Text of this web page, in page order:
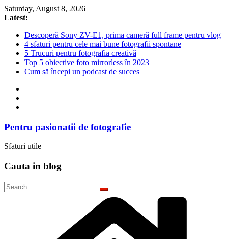
Skip
to
Saturday, August 8, 2026
Latest:
Descoperă Sony ZV-E1, prima cameră full frame pentru vlog
4 sfaturi pentru cele mai bune fotografii spontane
5 Trucuri pentru fotografia creativă
Top 5 obiective foto mirrorless în 2023
Cum să începi un podcast de succes
Pentru pasionatii de fotografie
Sfaturi utile
Cauta in blog